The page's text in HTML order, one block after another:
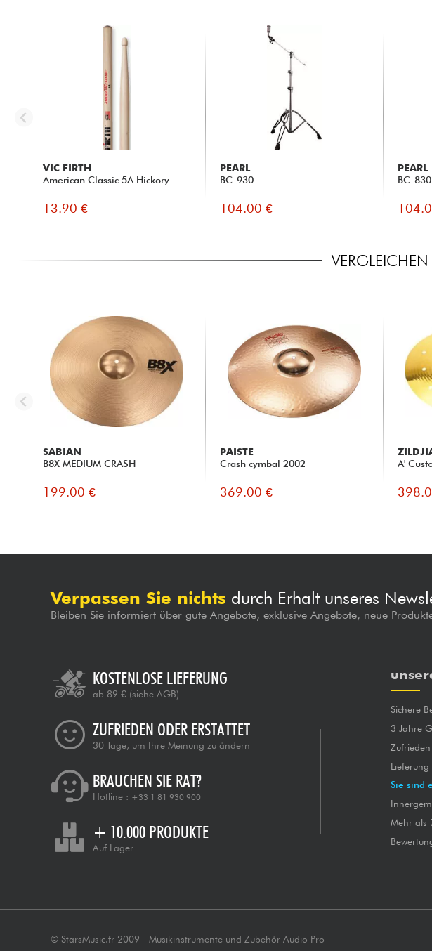
VIC FIRTH
American Classic 5A Hickory
13.90 €
PEARL
BC-930
104.00 €
PEARL
BC-
SABIAN
B8X MEDIUM CRASH
199.00 €
PAISTE
Crash cymbal 2002
369.00 €
A'
Verpassen Sie nichts durch Erhalt unseres
Bleiben Sie informiert über gute Angebote, exklusive Angebote, neue
KOSTENLOSE LIEFERUNG
ab 89 € (siehe AGB)
ZUFRIEDEN ODER ERSTATTET
30 Tage, um Ihre Meinung zu ändern
BRAUCHEN SIE RAT?
Hotline : +33 1 81 930 900
+ 10.000 PRODUKTE
Auf Lager
Sichere
3 Jahre
Sie sind
Mehr als
© StarsMusic.fr 2009 - Musikinstrumente und Zubehör Audio Pro